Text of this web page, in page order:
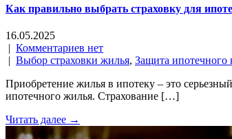
Как правильно выбрать страховку для
16.05.2025
| Комментариев нет
| Выбор страховки жилья, Защита ипотечного
Приобретение жилья в ипотеку – это
ипотечного жилья. Страхование […]
Читать далее →